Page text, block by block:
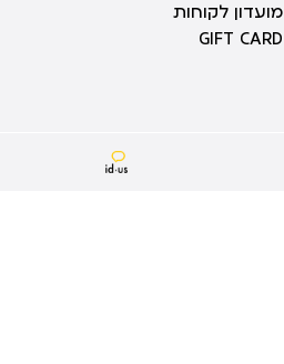
מועדון לקוחות
GIFT CARD